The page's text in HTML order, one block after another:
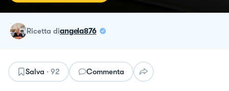
ricetta diangela876
Salva · 92 Commenta